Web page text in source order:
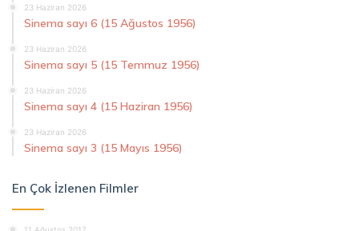
23 Haziran 2026
Sinema sayı 6 (15 Ağustos 1956)
23 Haziran 2026
Sinema sayı 5 (15 Temmuz 1956)
23 Haziran 2026
Sinema sayı 4 (15 Haziran 1956)
23 Haziran 2026
Sinema sayı 3 (15 Mayıs 1956)
En Çok İzlenen Filmler